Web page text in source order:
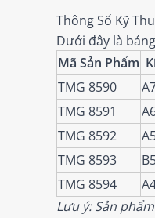
Thông Số Kỹ
Dưới đây là
Mã Sản Phẩm
TMG 8590
TMG 8591
TMG 8592
TMG 8593
TMG 8594
Lưu ý: Sản